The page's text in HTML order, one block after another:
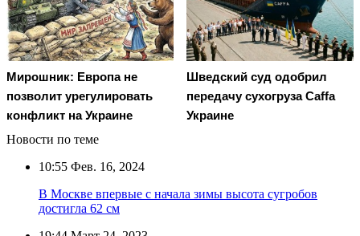
Мирошник: Европа не
позволит урегулировать
конфликт на Украине
Шведский суд одобрил
передачу сухогруза Caffa
Украине
Новости по теме
10:55 Фев. 16, 2024
В Москве впервые с начала зимы высота сугробов
достигла 62 см